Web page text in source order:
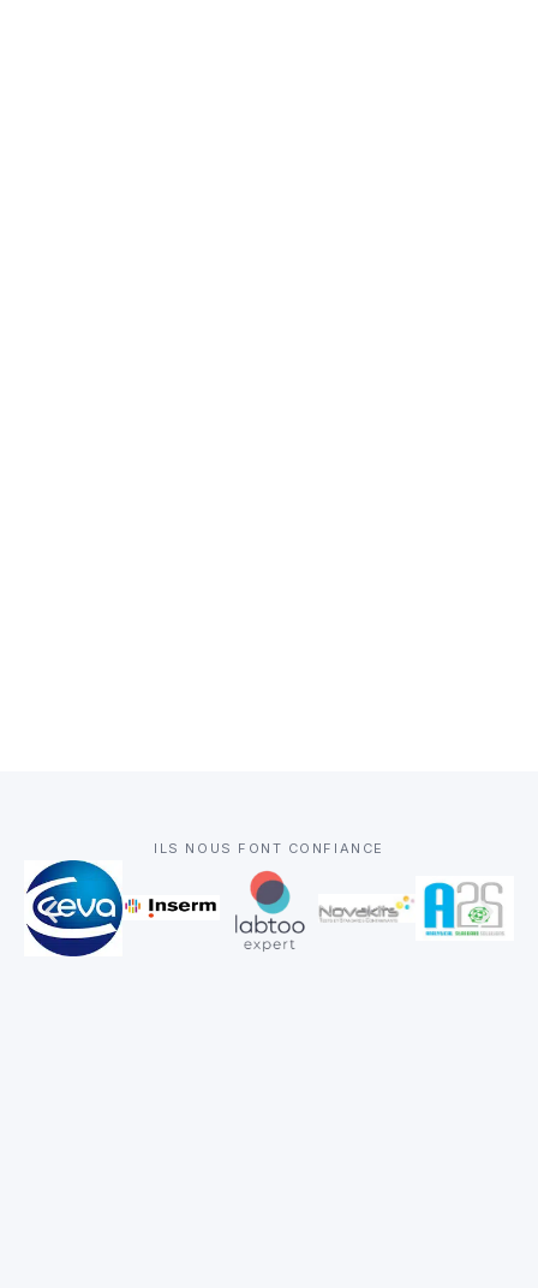
ILS NOUS FONT CONFIANCE